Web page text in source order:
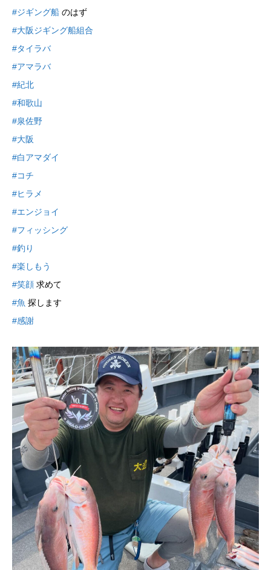
#ジギング船 のはず
#大阪ジギング船組合
#タイラバ
#アマラバ
#紀北
#和歌山
#泉佐野
#大阪
#白アマダイ
#コチ
#ヒラメ
#エンジョイ
#フィッシング
#釣り
#楽しもう
#笑顔 求めて
#魚 探します
#感謝